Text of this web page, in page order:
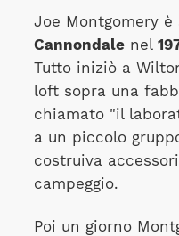
Joe Montgomery
Cannondalenel
Tutto iniziò a
loft sopra una
chiamato "il
a un piccolo
costruiva
campeggio.
Poi un giorno